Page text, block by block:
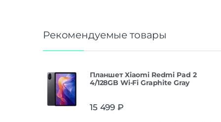
Рекомендуемые товары
Планшет Xiaomi Redmi Pad 2
4/128GB Wi-Fi Graphite Gray
15 499 ₽